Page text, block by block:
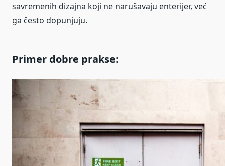
savremenih dizajna koji ne narušavaju enterijer, već
ga često dopunjuju.
Primer dobre prakse: